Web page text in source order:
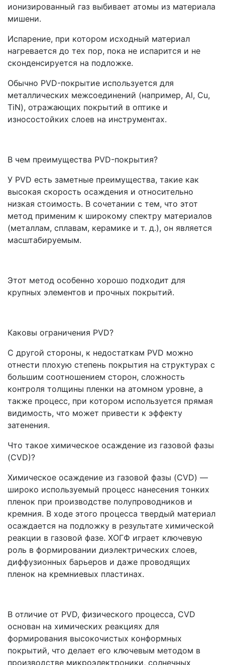
ионизированный газ выбивает атомы из материала
мишени.
Испарение, при котором исходный материал
нагревается до тех пор, пока не испарится и не
сконденсируется на подложке.
Обычно PVD-покрытие используется для
металлических межсоединений (например, Al, Cu,
TiN), отражающих покрытий в оптике и
износостойких слоев на инструментах.
В чем преимущества PVD-покрытия?
У PVD есть заметные преимущества, такие как
высокая скорость осаждения и относительно
низкая стоимость. В сочетании с тем, что этот
метод применим к широкому спектру материалов
(металлам, сплавам, керамике и т. д.), он является
масштабируемым.
Этот метод особенно хорошо подходит для
крупных элементов и прочных покрытий.
Каковы ограничения PVD?
С другой стороны, к недостаткам PVD можно
отнести плохую степень покрытия на структурах с
большим соотношением сторон, сложность
контроля толщины пленки на атомном уровне, а
также процесс, при котором используется прямая
видимость, что может привести к эффекту
затенения.
Что такое химическое осаждение из газовой фазы
(CVD)?
Химическое осаждение из газовой фазы (CVD) —
широко используемый процесс нанесения тонких
пленок при производстве полупроводников и
кремния. В ходе этого процесса твердый материал
осаждается на подложку в результате химической
реакции в газовой фазе. ХОГФ играет ключевую
роль в формировании диэлектрических слоев,
диффузионных барьеров и даже проводящих
пленок на кремниевых пластинах.
В отличие от PVD, физического процесса, CVD
основан на химических реакциях для
формирования высокочистых конформных
покрытий, что делает его ключевым методом в
производстве микроэлектроники, солнечных